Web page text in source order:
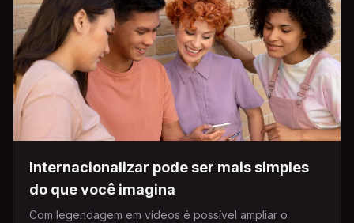
Internacionalizar pode ser mais simples
do que você imagina
Com legendagem em vídeos é possível ampliar o